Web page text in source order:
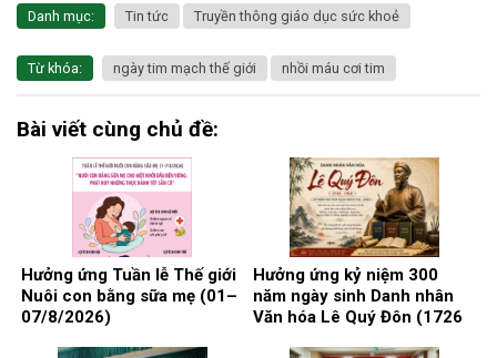
Danh mục: Tin tức Truyền thông giáo dục sức khoẻ
Từ khóa: ngày tim mạch thế giới nhồi máu cơi tim
Bài viết cùng chủ đề:
Hưởng ứng Tuần lễ Thế giới
Nuôi con bằng sữa mẹ (01–
07/8/2026)
Hưởng ứng kỷ niệm 300
năm ngày sinh Danh nhân
Văn hóa Lê Quý Đôn (1726